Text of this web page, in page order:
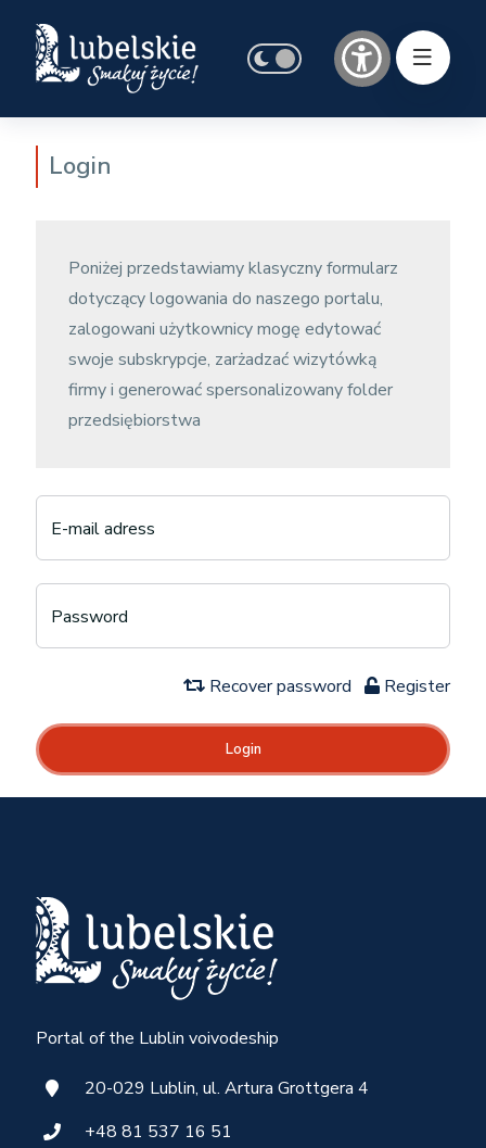
Login
Poniżej przedstawiamy klasyczny formularz
dotyczący logowania do naszego portalu,
zalogowani użytkownicy mogę edytować
swoje subskrypcje, zarżadzać wizytówką
firmy i generować spersonalizowany folder
przedsiębiorstwa
E-mail adress
Password
Recover password Register
Login
Portal of the Lublin voivodeship
20-029 Lublin, ul. Artura Grottgera 4
+48 81 537 16 51